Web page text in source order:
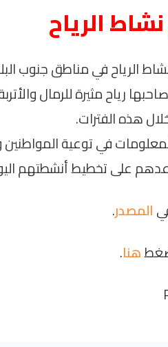
الرياح
الرياح في مناطق جنوب
رياح مثيرة للرمال
هذه الفترات.
في توعية
على تخطيط أنشطتهم
المصدر.
هنا.